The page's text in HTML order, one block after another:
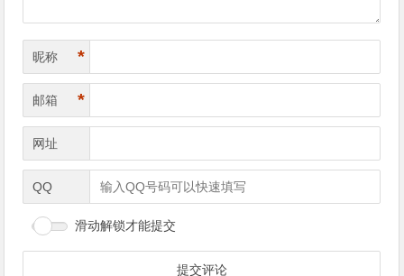
昵称 *
邮箱 *
网址
QQ
滑动解锁才能提交